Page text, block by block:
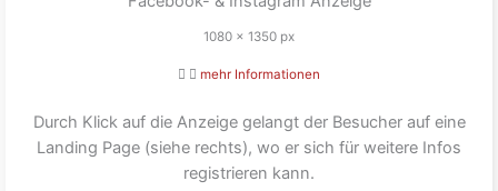
1080 x 1350 px
mehr Informationen
Durch Klick auf die Anzeige gelangt der Besucher auf eine
Landing Page (siehe rechts), wo er sich für weitere Infos
registrieren kann.